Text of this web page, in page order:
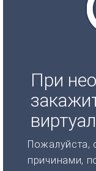
При
Пожалуйста,
причинами,